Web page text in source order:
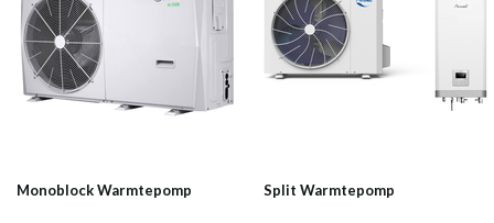
Monoblock Warmtepomp Split Warmtepomp